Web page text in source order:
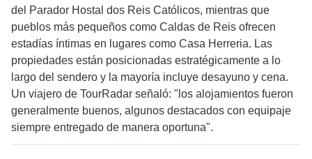
del Parador Hostal dos Reis Católicos, mientras que
pueblos más pequeños como Caldas de Reis ofrecen
estadías íntimas en lugares como Casa Herreria. Las
propiedades están posicionadas estratégicamente a lo
largo del sendero y la mayoría incluye desayuno y cena.
Un viajero de TourRadar señaló: "los alojamientos fueron
generalmente buenos, algunos destacados con equipaje
siempre entregado de manera oportuna".